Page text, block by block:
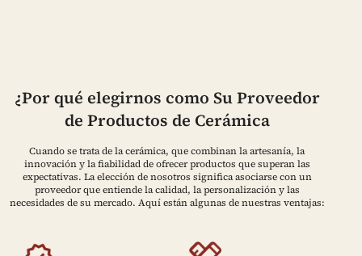
¿Por qué elegirnos como Su Proveedor
de Productos de Cerámica
Cuando se trata de la cerámica, que combinan la artesanía, la
innovación y la fiabilidad de ofrecer productos que superan las
expectativas. La elección de nosotros significa asociarse con un
proveedor que entiende la calidad, la personalización y las
necesidades de su mercado. Aquí están algunas de nuestras ventajas: